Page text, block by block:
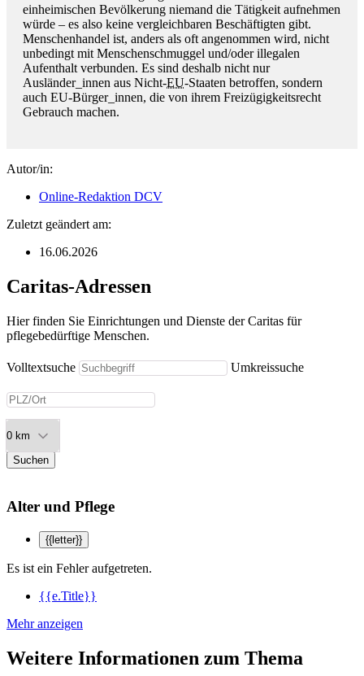
einheimischen Bevölkerung niemand die Tätigkeit aufnehmen
würde – es also keine vergleichbaren Beschäftigten gibt.
Menschenhandel ist, anders als oft angenommen wird, nicht
unbedingt mit Menschenschmuggel und/oder illegalen
Aufenthalt verbunden. Es sind deshalb nicht nur
Ausländer_innen aus Nicht-EU-Staaten betroffen, sondern
auch EU-Bürger_innen, die von ihrem Freizügigkeitsrecht
Gebrauch machen.
Autor/in:
Online-Redaktion DCV
Zuletzt geändert am:
16.06.2026
Caritas-Adressen
Hier finden Sie Einrichtungen und Dienste der Caritas für
pflegebedürftige Menschen.
Volltextsuche Umkreissuche
Suchen
Alter und Pflege
{{letter}}
Es ist ein Fehler aufgetreten.
{{e.Title}}
Mehr anzeigen
Weitere Informationen zum Thema